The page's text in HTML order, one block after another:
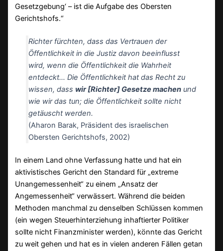
Gesetzgebung‘ – ist die Aufgabe des Obersten
Gerichtshofs.“
Richter fürchten, dass das Vertrauen der
Öffentlichkeit in die Justiz davon beeinflusst
wird, wenn die Öffentlichkeit die Wahrheit
entdeckt… Die Öffentlichkeit hat das Recht zu
wissen, dass wir [Richter] Gesetze machen und
wie wir das tun; die Öffentlichkeit sollte nicht
getäuscht werden.
(Aharon Barak, Präsident des israelischen
Obersten Gerichtshofs, 2002)
In einem Land ohne Verfassung hatte und hat ein
aktivistisches Gericht den Standard für „extreme
Unangemessenheit“ zu einem „Ansatz der
Angemessenheit“ verwässert. Während die beiden
Methoden manchmal zu denselben Schlüssen kommen
(ein wegen Steuerhinterziehung inhaftierter Politiker
sollte nicht Finanzminister werden), könnte das Gericht
zu weit gehen und hat es in vielen anderen Fällen getan